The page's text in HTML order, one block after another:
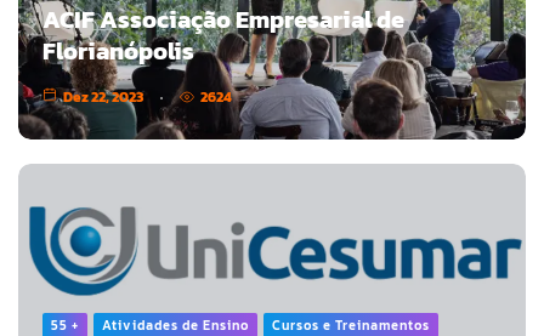
ACIF Associação Empresarial de
Florianópolis
Dez 22, 2023 2624
55 + Atividades de Ensino Cursos e Treinamentos